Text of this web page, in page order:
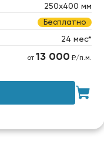
250х400 мм
Бесплатно
24 мес*
от 13 000 ₽/п.м.